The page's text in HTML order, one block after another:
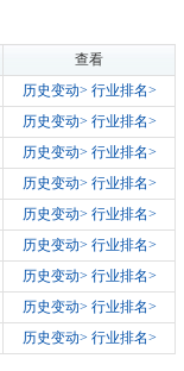
查看
历史变动> 行业排名>
历史变动> 行业排名>
历史变动> 行业排名>
历史变动> 行业排名>
历史变动> 行业排名>
历史变动> 行业排名>
历史变动> 行业排名>
历史变动> 行业排名>
历史变动> 行业排名>